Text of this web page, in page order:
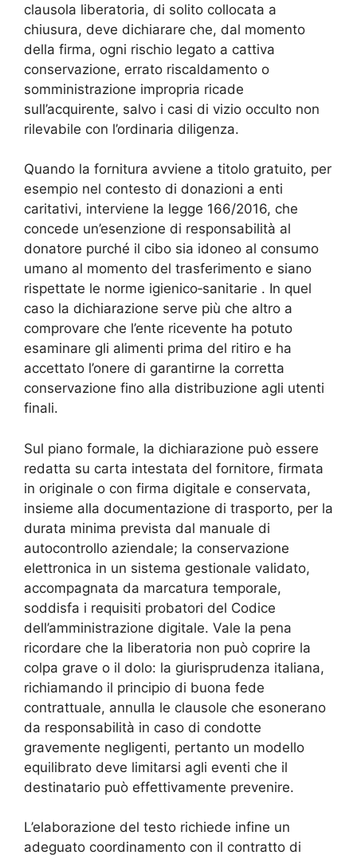
clausola liberatoria, di solito collocata a
chiusura, deve dichiarare che, dal momento
della firma, ogni rischio legato a cattiva
conservazione, errato riscaldamento o
somministrazione impropria ricade
sull’acquirente, salvo i casi di vizio occulto non
rilevabile con l’ordinaria diligenza.
Quando la fornitura avviene a titolo gratuito, per
esempio nel contesto di donazioni a enti
caritativi, interviene la legge 166/2016, che
concede un’esenzione di responsabilità al
donatore purché il cibo sia idoneo al consumo
umano al momento del trasferimento e siano
rispettate le norme igienico‑sanitarie . In quel
caso la dichiarazione serve più che altro a
comprovare che l’ente ricevente ha potuto
esaminare gli alimenti prima del ritiro e ha
accettato l’onere di garantirne la corretta
conservazione fino alla distribuzione agli utenti
finali.
Sul piano formale, la dichiarazione può essere
redatta su carta intestata del fornitore, firmata
in originale o con firma digitale e conservata,
insieme alla documentazione di trasporto, per la
durata minima prevista dal manuale di
autocontrollo aziendale; la conservazione
elettronica in un sistema gestionale validato,
accompagnata da marcatura temporale,
soddisfa i requisiti probatori del Codice
dell’amministrazione digitale. Vale la pena
ricordare che la liberatoria non può coprire la
colpa grave o il dolo: la giurisprudenza italiana,
richiamando il principio di buona fede
contrattuale, annulla le clausole che esonerano
da responsabilità in caso di condotte
gravemente negligenti, pertanto un modello
equilibrato deve limitarsi agli eventi che il
destinatario può effettivamente prevenire.
L’elaborazione del testo richiede infine un
adeguato coordinamento con il contratto di